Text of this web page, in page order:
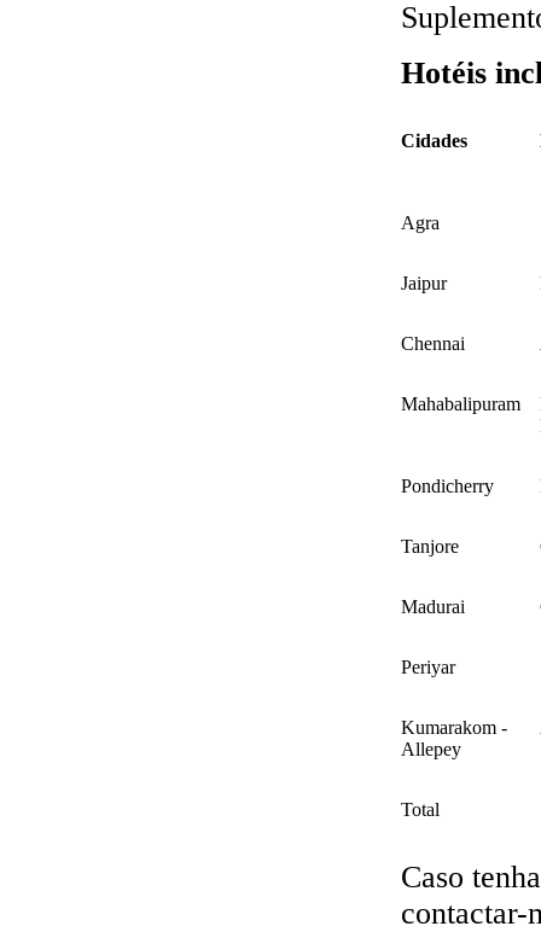
Hotéis
Cidades
Agra
Jaipur
Chennai
Mahabalipuram
Pondicherry
Tanjore
Madurai
Periyar
Kumarakom -
Allepey
Total
Caso
contactar-